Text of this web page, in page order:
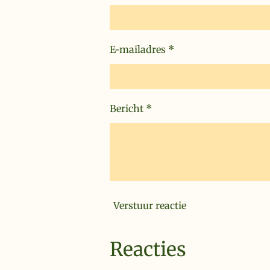
E-mailadres *
Bericht *
Verstuur reactie
Reacties